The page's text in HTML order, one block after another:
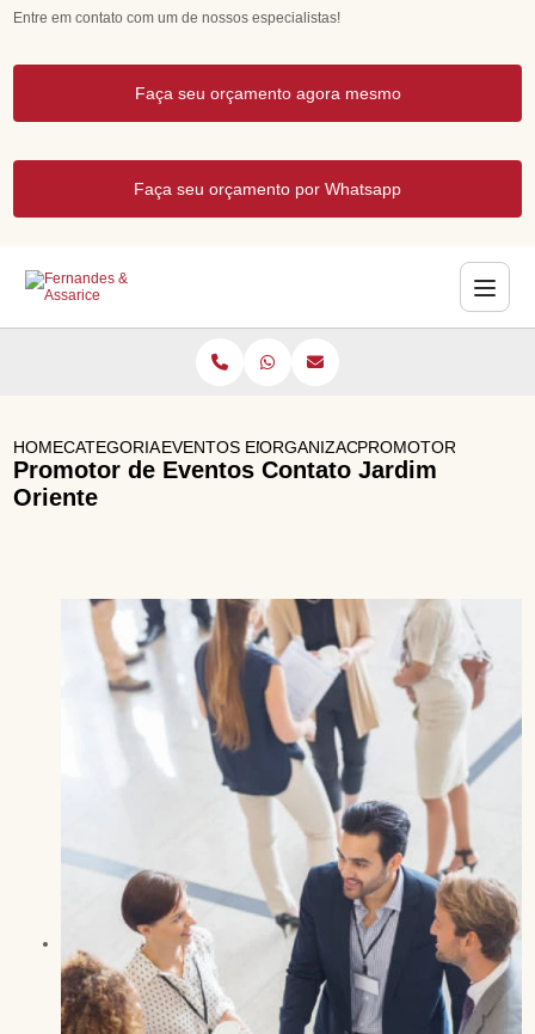
Entre em contato com um de nossos especialistas!
Faça seu orçamento agora mesmo
Faça seu orçamento por Whatsapp
HOMECATEGORIASEVENTOS EMPRESARIAIS
ORGANIZACAO DE EVENTOS
PROMOTOR DE
Promotor de Eventos Contato Jardim
Oriente